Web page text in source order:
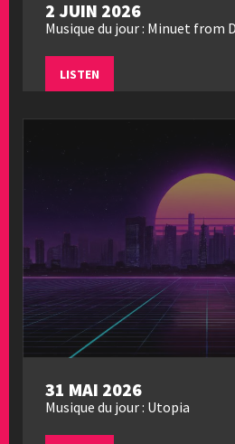
2 JUIN 2026
Musique du jour : Minuet from
LISTEN
31 MAI 2026
Musique du jour : Utopia